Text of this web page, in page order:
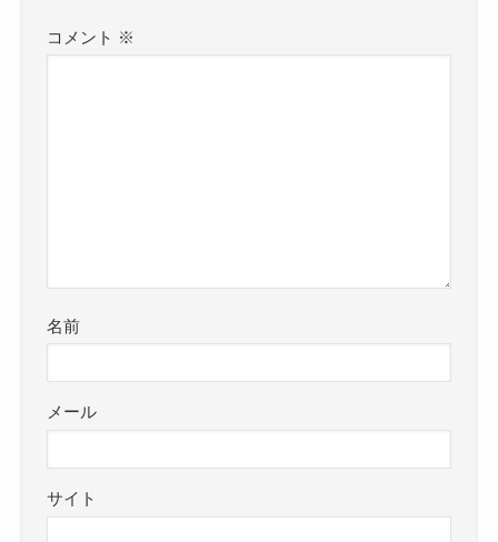
コメント ※
名前
メール
サイト